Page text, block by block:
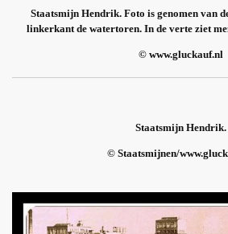
Staatsmijn Hendrik. Foto is genomen van
linkerkant de watertoren. In de verte ziet
© www.gluckauf.nl
Staatsmijn Hendrik.
© Staatsmijnen/